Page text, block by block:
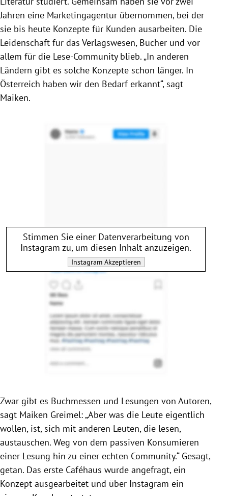
Jahren eine Marketingagentur übernommen, bei der
sie bis heute Konzepte für Kunden ausarbeiten. Die
Leidenschaft für das Verlagswesen, Bücher und vor
allem für die Lese-Community blieb. „In anderen
Ländern gibt es solche Konzepte schon länger. In
Österreich haben wir den Bedarf erkannt“, sagt
Maiken.
Stimmen Sie einer Datenverarbeitung von
Instagram zu, um diesen Inhalt anzuzeigen.
InstagramAkzeptieren
Zwar gibt es Buchmessen und Lesungen von Autoren,
sagt Maiken Greimel: „Aber was die Leute eigentlich
wollen, ist, sich mit anderen Leuten, die lesen,
austauschen. Weg von dem passiven Konsumieren
einer Lesung hin zu einer echten Community.“ Gesagt,
getan. Das erste Caféhaus wurde angefragt, ein
Konzept ausgearbeitet und über Instagram ein